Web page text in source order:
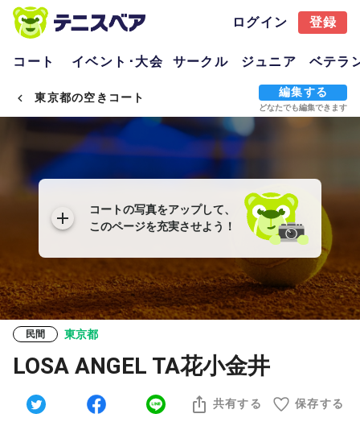
ログイン 登録
コート イベント･大会 サークル ジュニア ベテラ
東京都の空きコート 編集する
どなたでも編集できます
コートの写真をアップして、
このページを充実させよう！
民間 東京都
LOSA ANGEL TA花小金井
共有する 保存する